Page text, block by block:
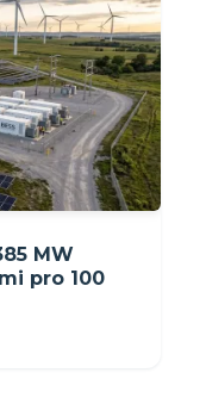
MW
pro 100